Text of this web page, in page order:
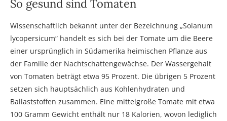
So gesund sind Tomaten
Wissenschaftlich bekannt unter der Bezeichnung „Solanum
lycopersicum“ handelt es sich bei der Tomate um die Beere
einer ursprünglich in Südamerika heimischen Pflanze aus
der Familie der Nachtschattengewächse. Der Wassergehalt
von Tomaten beträgt etwa 95 Prozent. Die übrigen 5 Prozent
setzen sich hauptsächlich aus Kohlenhydraten und
Ballaststoffen zusammen. Eine mittelgroße Tomate mit etwa
100 Gramm Gewicht enthält nur 18 Kalorien, wovon lediglich